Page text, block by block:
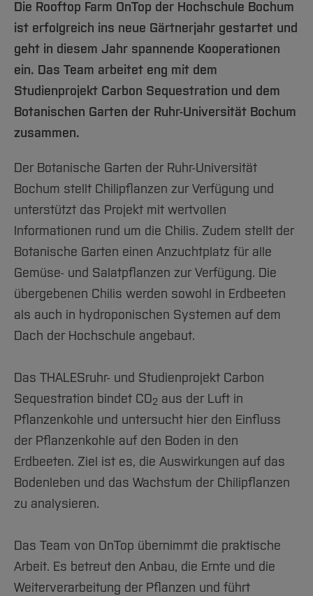
Arbeiten im FB G
Forschung und Projekte
International
Team
Service
Studiengänge
Studieninteressierte
Aktuelles
Studium
Fachgruppen
Forschung und Entwicklung
International
Team
Amtliche Bekanntmachungen
Notfall-Infos
BO Shop
Familiengerechte Hochschule
Gleichstellung
Diskriminierungsfreie Hochschule
Wahlen
Hochschulbibliothek
Hochschulkommunikation
International Office
Medienzentrum
qed-Stiftung
Zentrale Studienberatung
Die Rooftop Farm OnTop der Hochschule Bochum
ist erfolgreich ins neue Gärtnerjahr gestartet und
geht in diesem Jahr spannende Kooperationen
ein. Das Team arbeitet eng mit dem
Studienprojekt Carbon Sequestration und dem
Botanischen Garten der Ruhr-Universität Bochum
zusammen.
Der Botanische Garten der Ruhr-Universität
Bochum stellt Chilipflanzen zur Verfügung und
unterstützt das Projekt mit wertvollen
Informationen rund um die Chilis. Zudem stellt der
Botanische Garten einen Anzuchtplatz für alle
Gemüse- und Salatpflanzen zur Verfügung. Die
übergebenen Chilis werden sowohl in Erdbeeten
als auch in hydroponischen Systemen auf dem
Dach der Hochschule angebaut.
Das THALESruhr- und Studienprojekt Carbon
Sequestration bindet CO2 aus der Luft in
Pflanzenkohle und untersucht hier den Einfluss
der Pflanzenkohle auf den Boden in den
Erdbeeten. Ziel ist es, die Auswirkungen auf das
Bodenleben und das Wachstum der Chilipflanzen
zu analysieren.
Das Team von OnTop übernimmt die praktische
Arbeit. Es betreut den Anbau, die Ernte und die
Weiterverarbeitung der Pflanzen und führt